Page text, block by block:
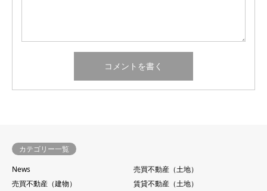
カテゴリー一覧
News
売買不動産（土地）
売買不動産（建物）
賃貸不動産（土地）